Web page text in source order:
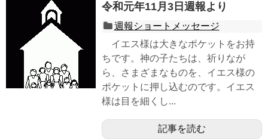
令和元年11月3日週報より
週報ショートメッセージ
イエス様は大きなポケットをお持
ちです。神の子たちは、祈りなが
ら、さまざまなものを、イエス様の
ポケットに押し込むのです。イエス
様は目を細くし...
記事を読む